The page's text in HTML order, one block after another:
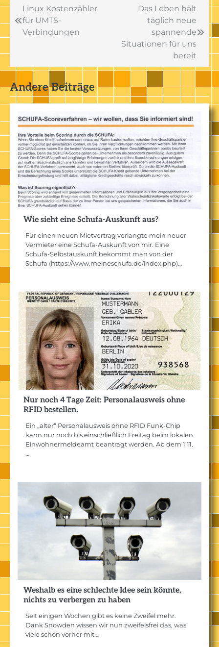
Beitragsnavigation
Linux Kostenzähler
für UMTS-
Verbindungen
Das Leben hält
täglich neue
spannende
Situationen für uns
bereit
Andere Beiträge
Wie sieht eine Schufa-Auskunft aus?
Für einen neuen Mietvertrag verlangte mein neuer
Vermieter eine Schufa-Auskunft von mir. Eine
Schufa-Selbstauskunft bekommt man von der
Schufa (https://www.meineschufa.de/index.php)…
Nur noch 4 Tage Zeit: Personalausweis ohne
RFID bestellen.
Ein „alter“ Personalausweis ohne RFID Funk-Chip
kann nur noch bis einschließlich Freitag beim lokalen
Einwohnermeldeamt beantragt werden. Ab dem 1.11.
…
Weshalb es eine schlechte Idee sein könnte,
nichts zu verbergen zu haben
Seit einigen Wochen gibt es keine Zweifel mehr.
Dank Snowden wissen wir nun zweifelsfrei das, was
viele schon vorher mit…